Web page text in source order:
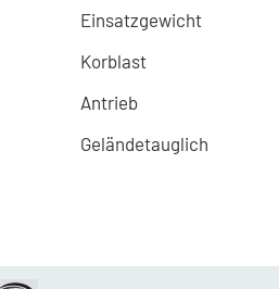
Einsatzgewicht
Korblast
Antrieb
Geländetauglich